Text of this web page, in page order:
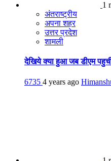
1
अंतराष्ट्रीय
अपना शहर
उत्तर प्रदेश
शामली
देखिये क्या हुआ जब डीएम
6735 4 years ago